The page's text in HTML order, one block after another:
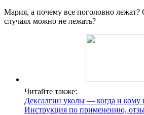
Мария, а почему все поголовно лежат?
случаях можно не лежать?
Читайте также:
Дексалгин уколы — когда и кому
Инструкция по применению,